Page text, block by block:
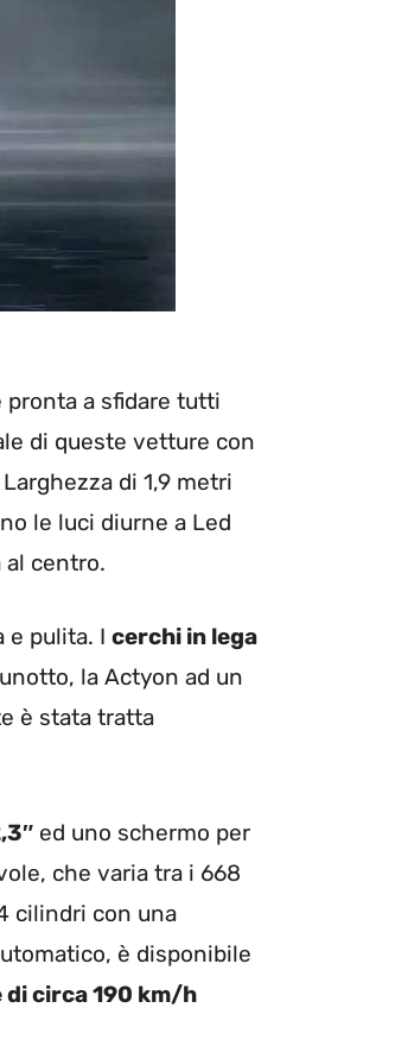
pronta a sfidare tutti
di queste vetture con
di 1,9 metri
le luci diurne a Led
al centro.
e pulita. I cerchi in lega
la Actyon ad un
è stata tratta
ed uno schermo per
che varia tra i 668
cilindri con una
è disponibile
di circa 190 km/h